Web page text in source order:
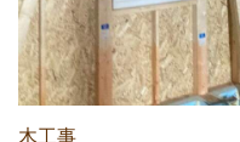
木工事